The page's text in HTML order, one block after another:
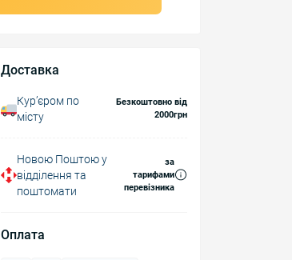
Доставка
Курʼєром по
місту
Безкоштовно від
2000грн
Новою Поштою у
відділення та
поштомати
за
тарифами
перевізника
Оплата